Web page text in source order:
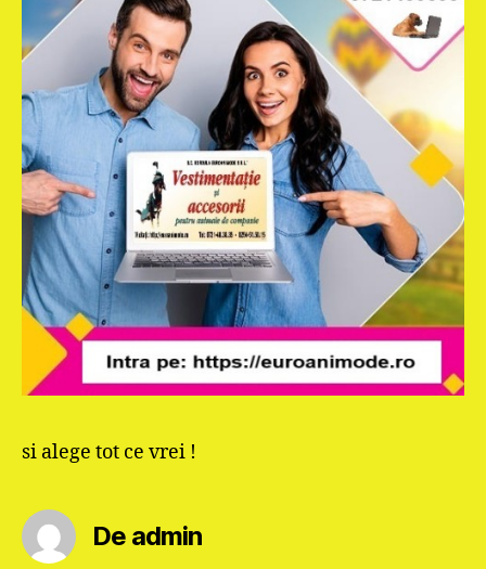
si alege tot ce vrei !
De admin